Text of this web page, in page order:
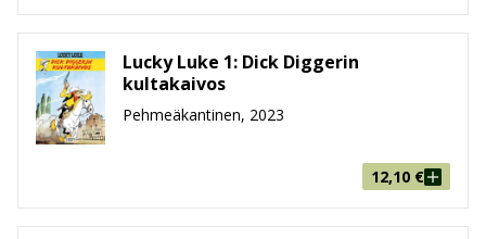
Lucky Luke 1: Dick Diggerin
kultakaivos
Pehmeäkantinen, 2023
12,10 €